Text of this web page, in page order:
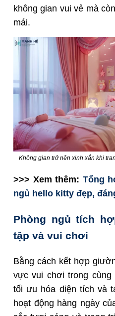
không gian vui vẻ mà
mái.
Không gian trở nên xinh xắn khi
>>> Xem thêm: Tổng
ngủ hello kitty đẹp,
Phòng ngủ tích
tập và vui chơi
Bằng cách kết hợp
vực vui chơi trong cùng
tối ưu hóa diện tích và
hoạt động hàng ngày